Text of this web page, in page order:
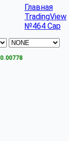
Главная
TradingView
№464 Cap
0.00778